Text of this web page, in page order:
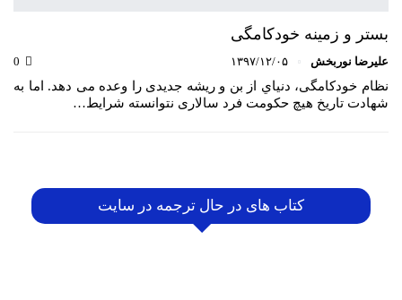
بستر و زمینه خودکامگی
علیرضا نوربخش ۱۳۹۷/۱۲/۰۵
نظام خودكامگی، دنياي از بن و ريشه جديدی را وعده می دهد. اما به
شهادت تاريخ هيچ حكومت فرد سالاری نتوانسته شرايط…
کتاب های در حال ترجمه در سایت